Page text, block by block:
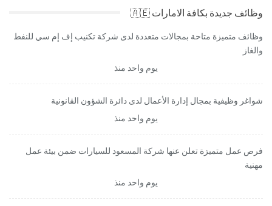
وظائف جديدة بكافة الامارات 🇦🇪
وظائف متميزة متاحة بمجالات متعددة لدى شركة تكنيب إف إم سي للنفط
والغاز
يوم واحد منذ
شواغر وظيفية بمجال إدارة الأعمال لدى دائرة الشؤون القانونية
يوم واحد منذ
فرص عمل متميزة تعلن عنها شركة المسعود للسيارات ضمن بيئة عمل
مهنية
يوم واحد منذ